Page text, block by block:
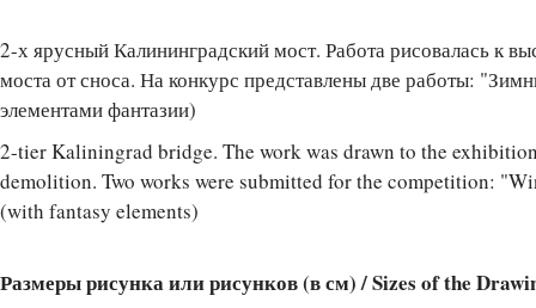
2-х ярусный Калининградский мост. Работа рисовалась к
моста от сноса. На конкурс представлены две работы:
элементами фантазии)
2-tier Kaliningrad bridge. The work was drawn to the
demolition. Two works were submitted for the competition:
(with fantasy elements)
Размеры рисунка или рисунков (в см) / Sizes of the